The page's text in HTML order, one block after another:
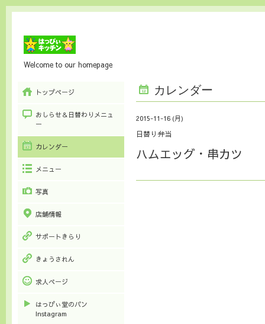
Welcome to our homepage
カレンダー
2015-11-16 (月)
日替り弁当
ハムエッグ・串カツ
トップページ
おしらせ＆日替わりメニュ
ー
カレンダー
メニュー
写真
店舗情報
サポートきらり
きょうされん
求人ページ
はっぴぃ堂のパン
Instagram